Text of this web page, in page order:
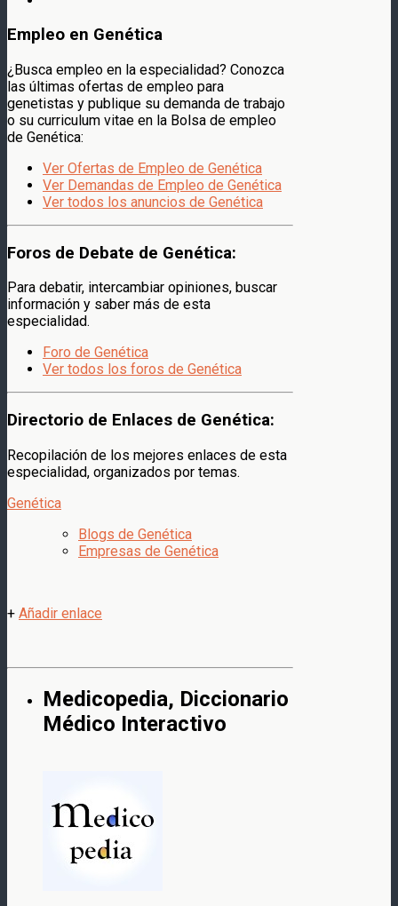
Empleo en Genética
¿Busca empleo en la especialidad? Conozca
las últimas ofertas de empleo para
genetistas y publique su demanda de trabajo
o su curriculum vitae en la Bolsa de empleo
de Genética:
Ver Ofertas de Empleo de Genética
Ver Demandas de Empleo de Genética
Ver todos los anuncios de Genética
Foros de Debate de Genética:
Para debatir, intercambiar opiniones, buscar
información y saber más de esta
especialidad.
Foro de Genética
Ver todos los foros de Genética
Directorio de Enlaces de Genética:
Recopilación de los mejores enlaces de esta
especialidad, organizados por temas.
Genética
Blogs de Genética
Empresas de Genética
+ Añadir enlace
Medicopedia, Diccionario
Médico Interactivo